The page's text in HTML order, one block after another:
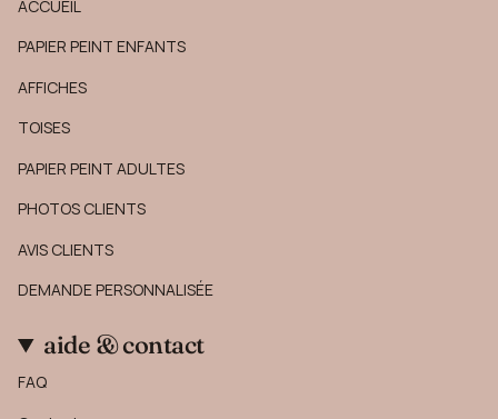
ACCUEIL
PAPIER PEINT ENFANTS
AFFICHES
TOISES
PAPIER PEINT ADULTES
PHOTOS CLIENTS
AVIS CLIENTS
DEMANDE PERSONNALISÉE
aide & contact
FAQ